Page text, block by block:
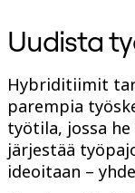
AI-
Yleistä
Uudista
Hybriditiimit
parempia
työtila, jossa
järjestää
ideoitaan –